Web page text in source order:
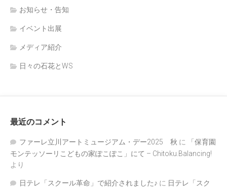
お知らせ・告知
イベント出展
メディア紹介
日々の石花とWS
最近のコメント
ファーレ立川アートミュージアム・デー2025 秋 に
「保育園
モンテッソーリこどもの家ぽこぽこ」にて – Chitoku.Balancing!
より
日テレ「スクール革命」で紹介されました♪ に 日テレ「スク